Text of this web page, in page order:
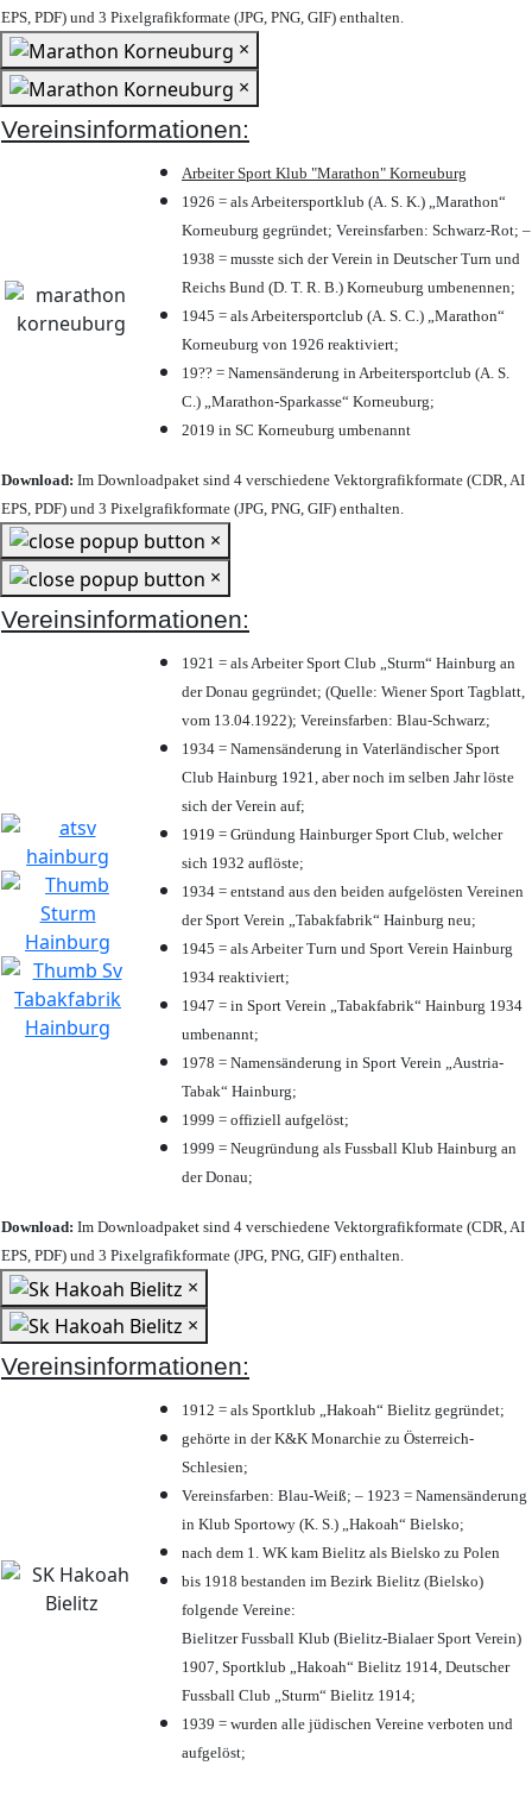
EPS, PDF) und 3 Pixelgrafikformate (JPG, PNG, GIF) enthalten.
×
×
Vereinsinformationen:
Arbeiter Sport Klub "Marathon" Korneuburg
1926 = als Arbeitersportklub (A. S. K.) „Marathon“
Korneuburg gegründet; Vereinsfarben: Schwarz-Rot; –
1938 = musste sich der Verein in Deutscher Turn und
Reichs Bund (D. T. R. B.) Korneuburg umbenennen;
1945 = als Arbeitersportclub (A. S. C.) „Marathon“
Korneuburg von 1926 reaktiviert;
19?? = Namensänderung in Arbeitersportclub (A. S.
C.) „Marathon-Sparkasse“ Korneuburg;
2019 in SC Korneuburg umbenannt
Download: Im Downloadpaket sind 4 verschiedene Vektorgrafikformate (CDR, AI
EPS, PDF) und 3 Pixelgrafikformate (JPG, PNG, GIF) enthalten.
×
×
Vereinsinformationen:
1921 = als Arbeiter Sport Club „Sturm“ Hainburg an
der Donau gegründet; (Quelle: Wiener Sport Tagblatt,
vom 13.04.1922); Vereinsfarben: Blau-Schwarz;
1934 = Namensänderung in Vaterländischer Sport
Club Hainburg 1921, aber noch im selben Jahr löste
sich der Verein auf;
1919 = Gründung Hainburger Sport Club, welcher
sich 1932 auflöste;
1934 = entstand aus den beiden aufgelösten Vereinen
der Sport Verein „Tabakfabrik“ Hainburg neu;
1945 = als Arbeiter Turn und Sport Verein Hainburg
1934 reaktiviert;
1947 = in Sport Verein „Tabakfabrik“ Hainburg 1934
umbenannt;
1978 = Namensänderung in Sport Verein „Austria-
Tabak“ Hainburg;
1999 = offiziell aufgelöst;
1999 = Neugründung als Fussball Klub Hainburg an
der Donau;
Download: Im Downloadpaket sind 4 verschiedene Vektorgrafikformate (CDR, AI
EPS, PDF) und 3 Pixelgrafikformate (JPG, PNG, GIF) enthalten.
×
×
Vereinsinformationen:
1912 = als Sportklub „Hakoah“ Bielitz gegründet;
gehörte in der K&K Monarchie zu Österreich-
Schlesien;
Vereinsfarben: Blau-Weiß; – 1923 = Namensänderung
in Klub Sportowy (K. S.) „Hakoah“ Bielsko;
nach dem 1. WK kam Bielitz als Bielsko zu Polen
bis 1918 bestanden im Bezirk Bielitz (Bielsko)
folgende Vereine:
Bielitzer Fussball Klub (Bielitz-Bialaer Sport Verein)
1907, Sportklub „Hakoah“ Bielitz 1914, Deutscher
Fussball Club „Sturm“ Bielitz 1914;
1939 = wurden alle jüdischen Vereine verboten und
aufgelöst;